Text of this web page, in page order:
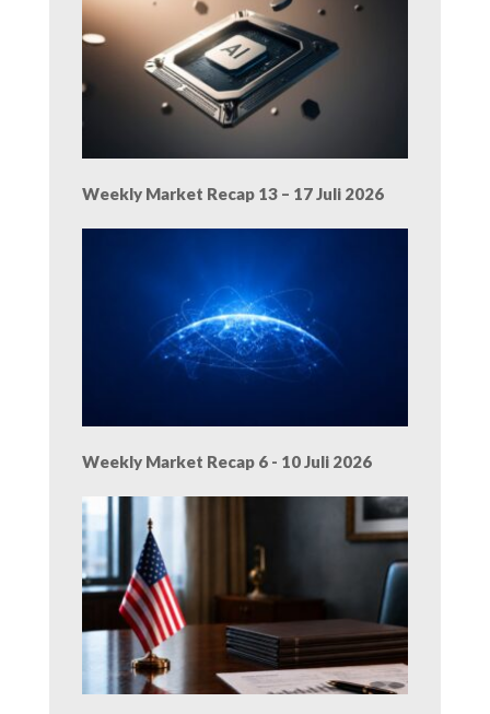
Weekly Market Recap 13 – 17 Juli 2026
Weekly Market Recap 6 - 10 Juli 2026